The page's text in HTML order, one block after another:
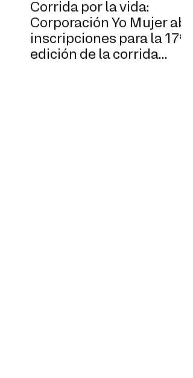
Corrida por la vida:
Corporación Yo Mujer abre
inscripciones para la 17ª
edición de la corrida